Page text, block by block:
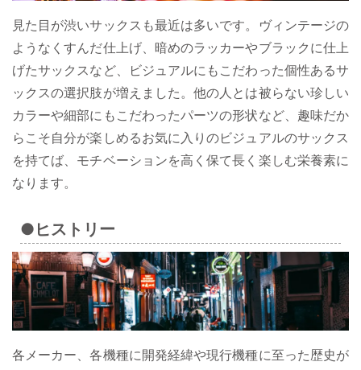
見た目が渋いサックスも最近は多いです。ヴィンテージの
ようなくすんだ仕上げ、暗めのラッカーやブラックに仕上
げたサックスなど、ビジュアルにもこだわった個性あるサ
ックスの選択肢が増えました。他の人とは被らない珍しい
カラーや細部にもこだわったパーツの形状など、趣味だか
らこそ自分が楽しめるお気に入りのビジュアルのサックス
を持てば、モチベーションを高く保て長く楽しむ栄養素に
なります。
●ヒストリー
各メーカー、各機種に開発経緯や現行機種に至った歴史が